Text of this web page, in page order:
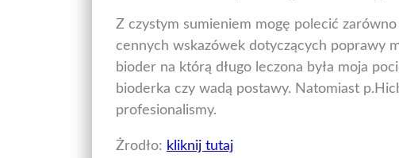
Z czystym sumieniem mogę polecić
cennych wskazówek dotyczących poprawy
bioder na którą długo leczona była moja
bioderka czy wadą postawy. Natomiast
profesionalismy.
Żrodło: kliknij tutaj